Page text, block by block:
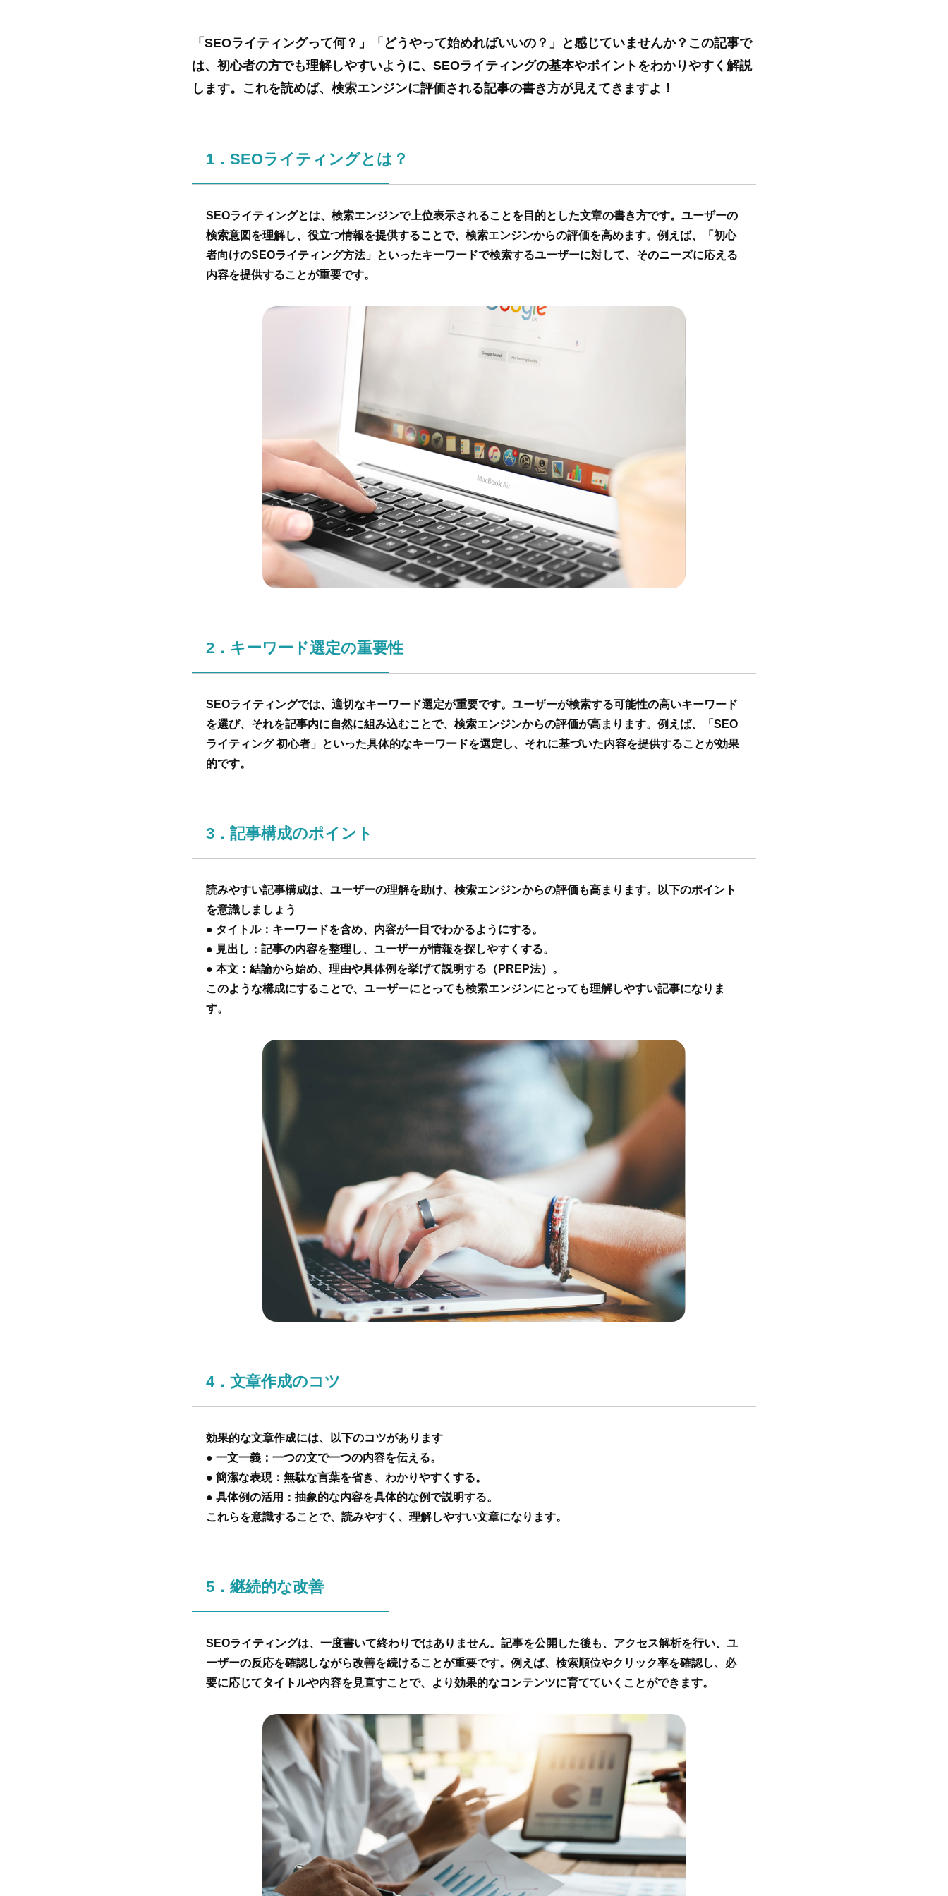
HOME INTERVIEW WORKS MARKETING BLOG
「SEOライティングって何？」「どうやって始めればいいの？」と感じていませんか？この記事で
は、初心者の方でも理解しやすいように、SEOライティングの基本やポイントをわかりやすく解説
します。これを読めば、検索エンジンに評価される記事の書き方が見えてきますよ！
1．SEOライティングとは？
SEOライティングとは、検索エンジンで上位表示されることを目的とした文章の書き方です。ユーザーの
検索意図を理解し、役立つ情報を提供することで、検索エンジンからの評価を高めます。例えば、「初心
者向けのSEOライティング方法」といったキーワードで検索するユーザーに対して、そのニーズに応える
内容を提供することが重要です。
2．キーワード選定の重要性
SEOライティングでは、適切なキーワード選定が重要です。ユーザーが検索する可能性の高いキーワード
を選び、それを記事内に自然に組み込むことで、検索エンジンからの評価が高まります。例えば、「SEO
ライティング 初心者」といった具体的なキーワードを選定し、それに基づいた内容を提供することが効果
的です。
3．記事構成のポイント
読みやすい記事構成は、ユーザーの理解を助け、検索エンジンからの評価も高まります。以下のポイント
を意識しましょう
● タイトル：キーワードを含め、内容が一目でわかるようにする。
● 見出し：記事の内容を整理し、ユーザーが情報を探しやすくする。
● 本文：結論から始め、理由や具体例を挙げて説明する（PREP法）。
このような構成にすることで、ユーザーにとっても検索エンジンにとっても理解しやすい記事になりま
す。
4．文章作成のコツ
効果的な文章作成には、以下のコツがあります
● 一文一義：一つの文で一つの内容を伝える。
● 簡潔な表現：無駄な言葉を省き、わかりやすくする。
● 具体例の活用：抽象的な内容を具体的な例で説明する。
これらを意識することで、読みやすく、理解しやすい文章になります。
5．継続的な改善
SEOライティングは、一度書いて終わりではありません。記事を公開した後も、アクセス解析を行い、ユ
ーザーの反応を確認しながら改善を続けることが重要です。例えば、検索順位やクリック率を確認し、必
要に応じてタイトルや内容を見直すことで、より効果的なコンテンツに育てていくことができます。